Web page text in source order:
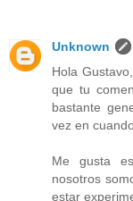
Unknown
Hola
que tu
bastante
vez en
Me gusta
nosotros
estar